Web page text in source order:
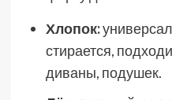
Хлопок:
стирается,
диваны, подушек.